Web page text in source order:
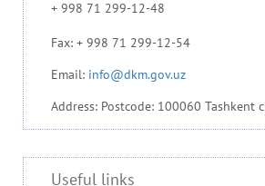
+ 998 71 299-12-48
Fax: + 998 71 299-12-54
Email: info@dkm.gov.uz
Address: Postcode: 100060 Tashkent
Useful links